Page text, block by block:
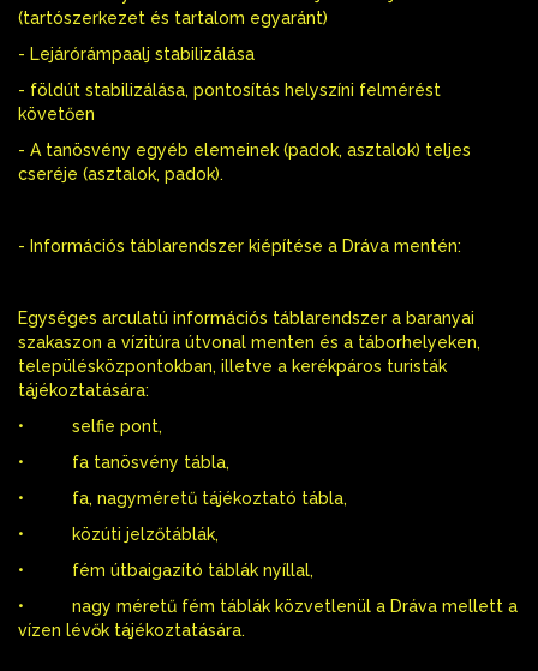
(tartószerkezet és tartalom egyaránt)
- Lejárórámpaalj stabilizálása
- földút stabilizálása, pontosítás helyszíni felmérést
követően
- A tanösvény egyéb elemeinek (padok, asztalok) teljes
cseréje (asztalok, padok).
- Információs táblarendszer kiépítése a Dráva mentén:
Egységes arculatú információs táblarendszer a baranyai
szakaszon a vízitúra útvonal menten és a táborhelyeken,
településközpontokban, illetve a kerékpáros turisták
tájékoztatására:
• selfie pont,
• fa tanösvény tábla,
• fa, nagyméretű tájékoztató tábla,
• közúti jelzőtáblák,
• fém útbaigazító táblák nyíllal,
• nagy méretű fém táblák közvetlenül a Dráva mellett a
vízen lévők tájékoztatására.